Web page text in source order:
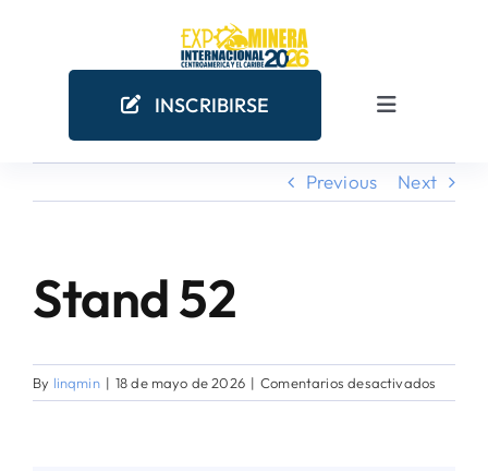
INSCRIBIRSE
Toggle
¿POR QUÉ PARTICIPAR?
Previous Next
Stand 52
By linqmin | 18 de mayo de 2026 | Comentarios desactivados
Stand